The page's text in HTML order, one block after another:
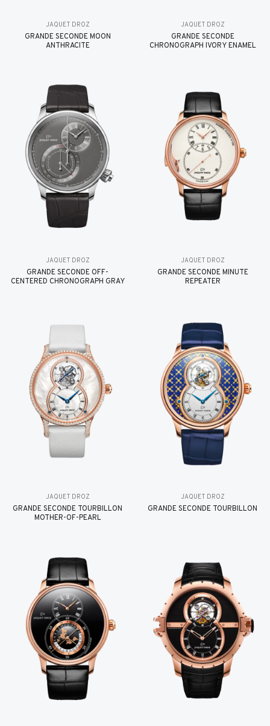
JAQUET DROZ
GRANDE SECONDE MOON
ANTHRACITE
JAQUET DROZ
GRANDE SECONDE
CHRONOGRAPH IVORY ENAMEL
JAQUET DROZ
GRANDE SECONDE OFF-
CENTERED CHRONOGRAPH GRAY
JAQUET DROZ
GRANDE SECONDE MINUTE
REPEATER
JAQUET DROZ
GRANDE SECONDE TOURBILLON
MOTHER-OF-PEARL
JAQUET DROZ
GRANDE SECONDE TOURBILLON